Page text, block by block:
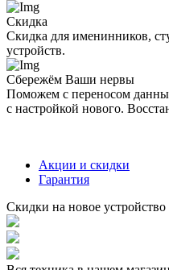
Скидка
Скидка для именинников,
устройств.
Сбережём Ваши нервы
Поможем с переносом
с настройкой нового.
Акции и скидки
Гарантия
Скидки на новое устройство